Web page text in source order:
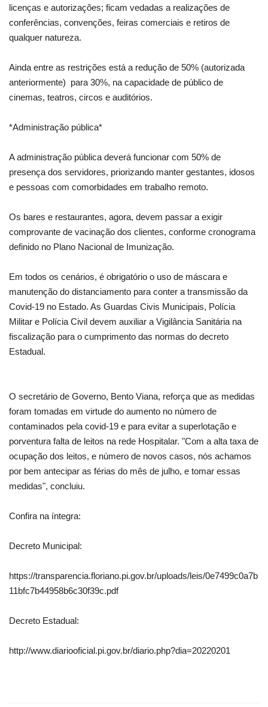
licenças e autorizações; ficam vedadas a realizações de
conferências, convenções, feiras comerciais e retiros de
qualquer natureza.
Ainda entre as restrições está a redução de 50% (autorizada
anteriormente) para 30%, na capacidade de público de
cinemas, teatros, circos e auditórios.
*Administração pública*
A administração pública deverá funcionar com 50% de
presença dos servidores, priorizando manter gestantes, idosos
e pessoas com comorbidades em trabalho remoto.
Os bares e restaurantes, agora, devem passar a exigir
comprovante de vacinação dos clientes, conforme cronograma
definido no Plano Nacional de Imunização.
Em todos os cenários, é obrigatório o uso de máscara e
manutenção do distanciamento para conter a transmissão da
Covid-19 no Estado. As Guardas Civis Municipais, Polícia
Militar e Polícia Civil devem auxiliar a Vigilância Sanitária na
fiscalização para o cumprimento das normas do decreto
Estadual.
O secretário de Governo, Bento Viana, reforça que as medidas
foram tomadas em virtude do aumento no número de
contaminados pela covid-19 e para evitar a superlotação e
porventura falta de leitos na rede Hospitalar. "Com a alta taxa de
ocupação dos leitos, e número de novos casos, nós achamos
por bem antecipar as férias do mês de julho, e tomar essas
medidas", concluiu.
Confira na íntegra:
Decreto Municipal:
https://transparencia.floriano.pi.gov.br/uploads/leis/0e7499c0a7b
11bfc7b44958b6c30f39c.pdf
Decreto Estadual:
http://www.diariooficial.pi.gov.br/diario.php?dia=20220201